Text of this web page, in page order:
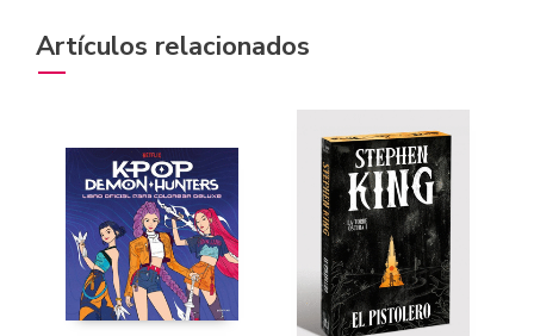
Artículos relacionados